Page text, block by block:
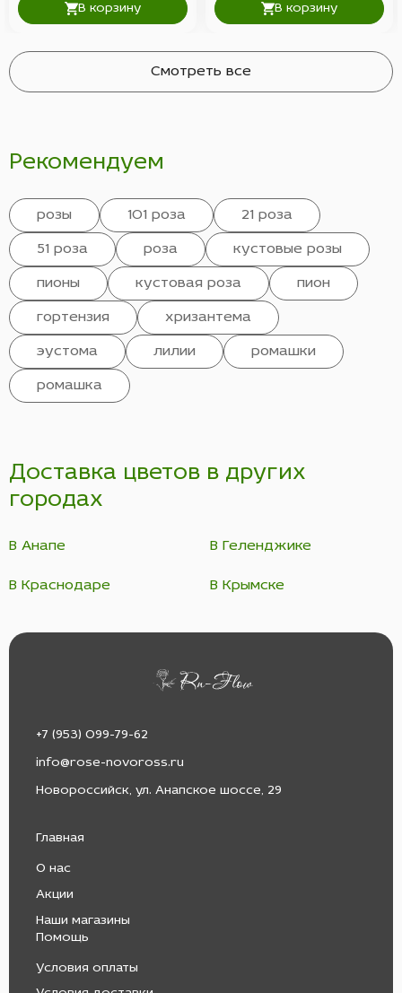
В корзину В корзину
Смотреть все
Рекомендуем
розы 101 роза 21 роза
51 роза роза кустовые розы
пионы кустовая роза пион
гортензия хризантема
эустома лилии ромашки
ромашка
Доставка цветов в других
городах
В Анапе В Геленджике
В Краснодаре В Крымске
+7 (953) 099-79-62
info@rose-novoross.ru
Новороссийск, ул. Анапское шоссе, 29
Главная
О нас
Акции
Наши магазины
Помощь
Условия оплаты